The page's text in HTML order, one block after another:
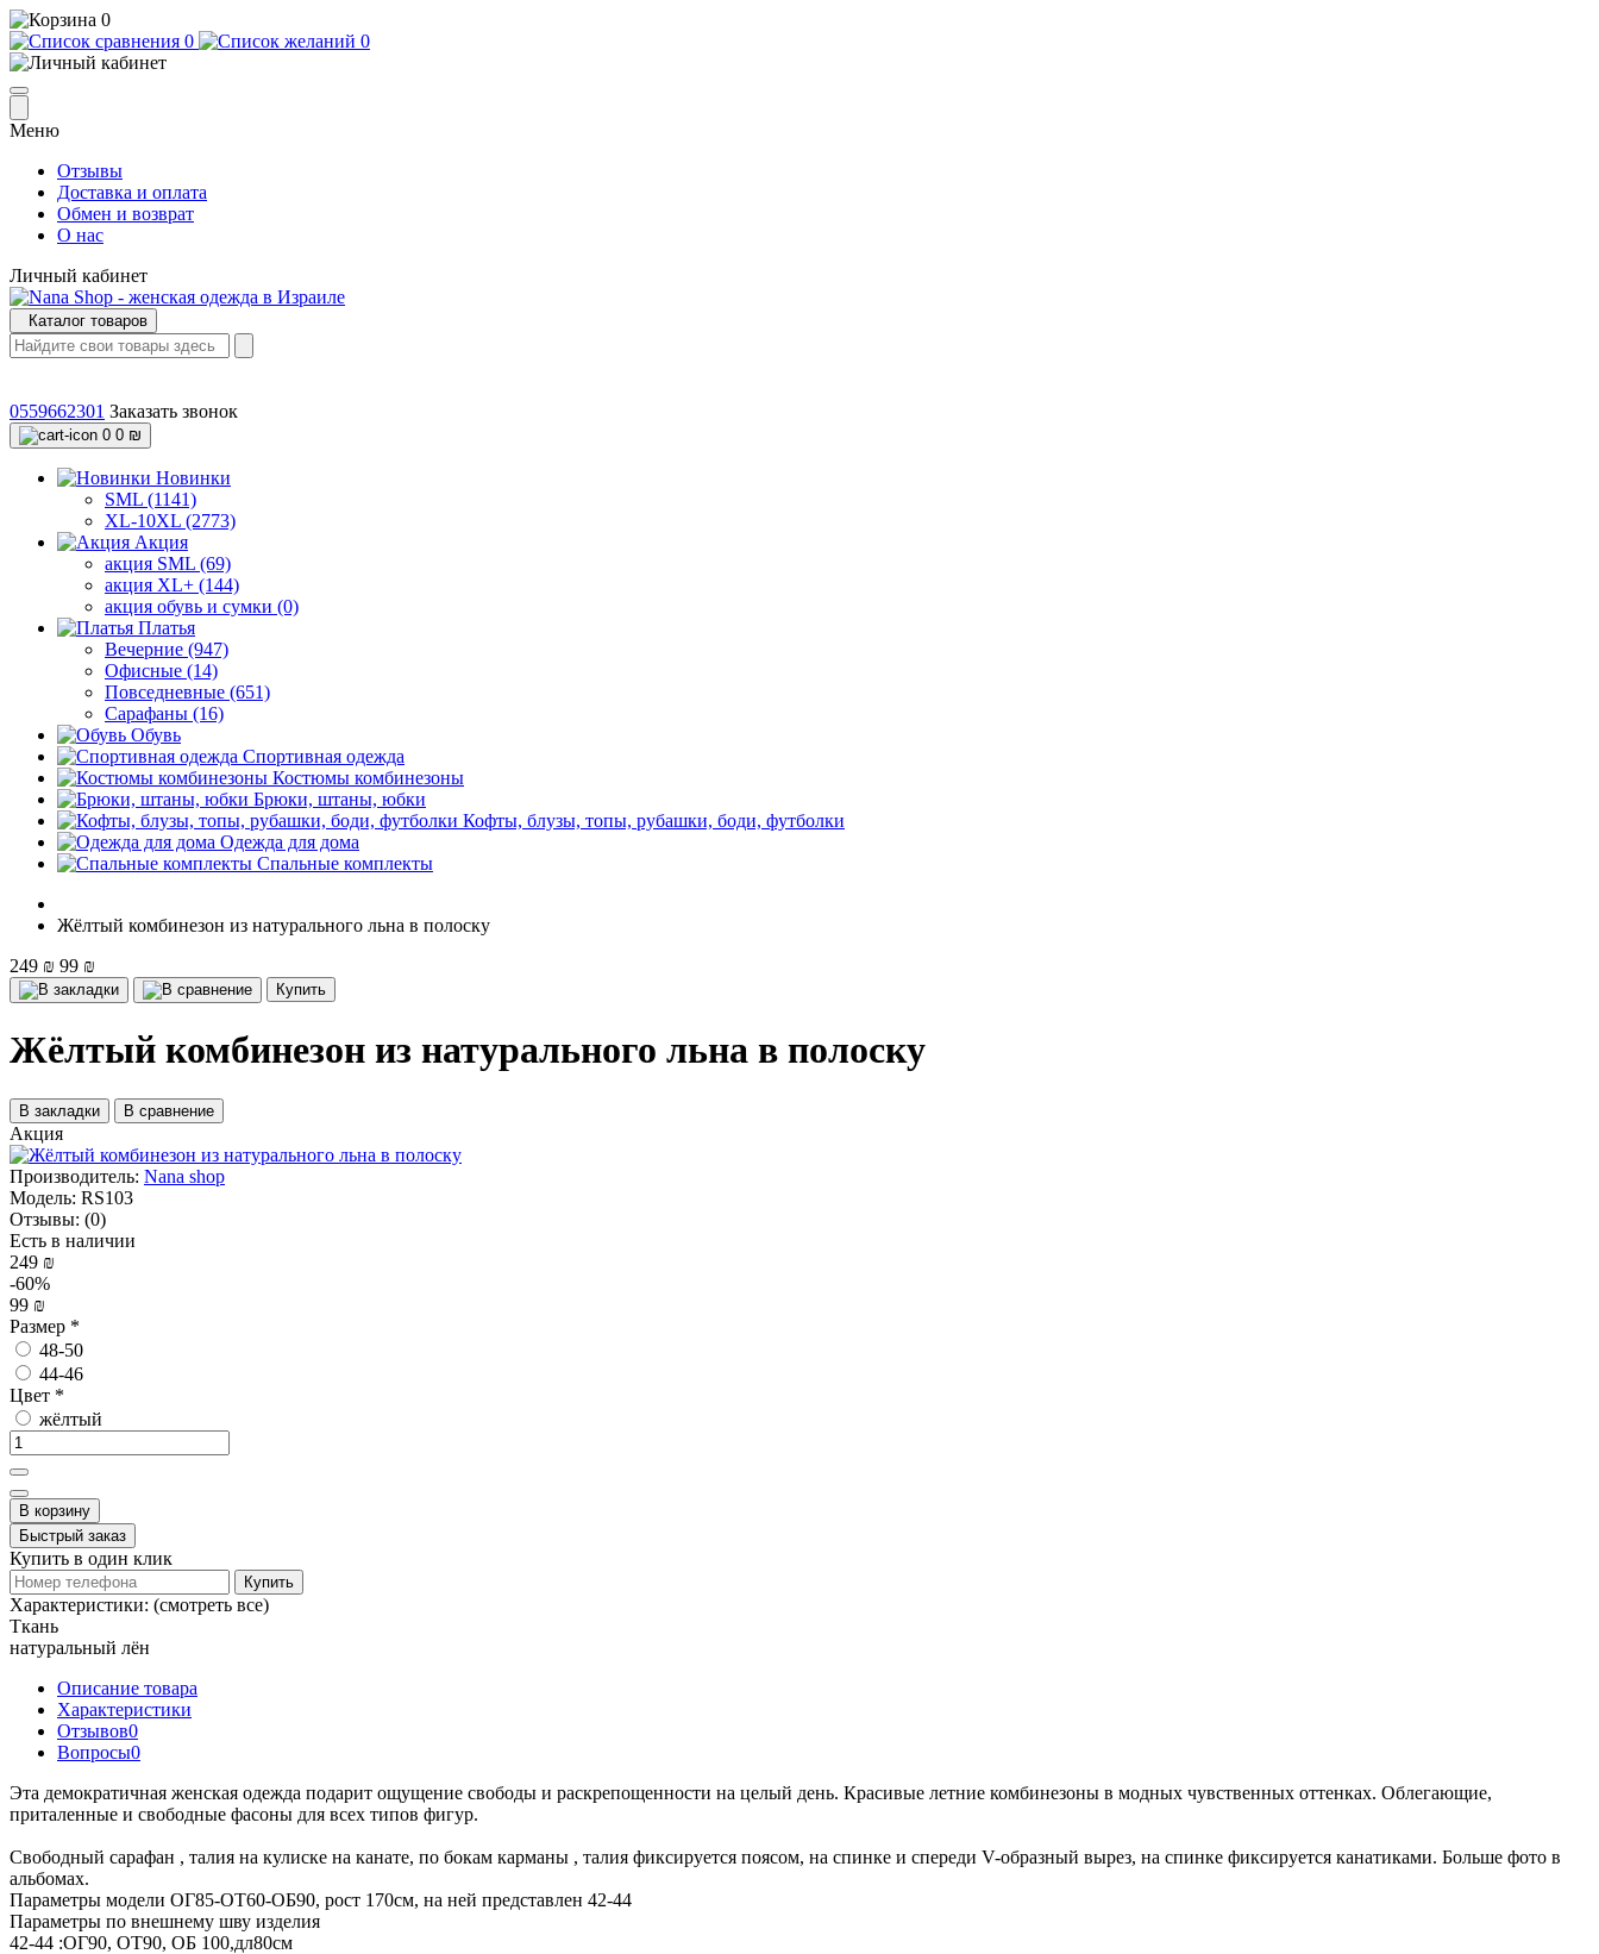
0
0
0
Меню
Отзывы
Доставка и оплата
Обмен и возврат
О нас
Личный кабинет
Каталог товаров
0559662301 Заказать звонок
0 0 ₪
Новинки
SML (1141)
XL-10XL (2773)
Акция
акция SML (69)
акция XL+ (144)
акция обувь и сумки (0)
Платья
Вечерние (947)
Офисные (14)
Повседневные (651)
Сарафаны (16)
Обувь
Спортивная одежда
Костюмы комбинезоны
Брюки, штаны, юбки
Кофты, блузы, топы, рубашки, боди, футболки
Одежда для дома
Спальные комплекты
Жёлтый комбинезон из натурального льна в полоску
249 ₪ 99 ₪
Купить
Жёлтый комбинезон из натурального льна в полоску
В закладки В сравнение
Акция
Производитель: Nana shop
Модель: RS103
Отзывы: (0)
Есть в наличии
249 ₪
-60%
99 ₪
Размер *
48-50
44-46
Цвет *
жёлтый
В корзину
Быстрый заказ
Купить в один клик
Купить
Характеристики: (смотреть все)
Ткань
натуральный лён
Описание товара
Характеристики
Отзывов0
Вопросы0
Эта демократичная женская одежда подарит ощущение свободы и раскрепощенности на целый день. Красивые летние комбинезоны в модных чувственных оттенках. Облегающие,
приталенные и свободные фасоны для всех типов фигур.
Свободный сарафан , талия на кулиске на канате, по бокам карманы , талия фиксируется поясом, на спинке и спереди V-образный вырез, на спинке фиксируется канатиками. Больше фото в
альбомах.
Параметры модели ОГ85-ОТ60-ОБ90, рост 170см, на ней представлен 42-44
Параметры по внешнему шву изделия
42-44 :ОГ90, ОТ90, ОБ 100,дл80см